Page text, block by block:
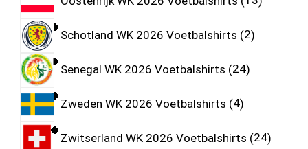
Schotland WK 2026 Voetbalshirts 2
Senegal WK 2026 Voetbalshirts 24
Zweden WK 2026 Voetbalshirts 4
Zwitserland WK 2026 Voetbalshirts 24